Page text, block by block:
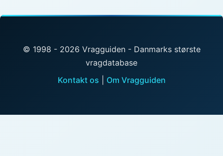
© 1998 - 2026 Vragguiden - Danmarks største
vragdatabase
Kontakt os
Om Vragguiden